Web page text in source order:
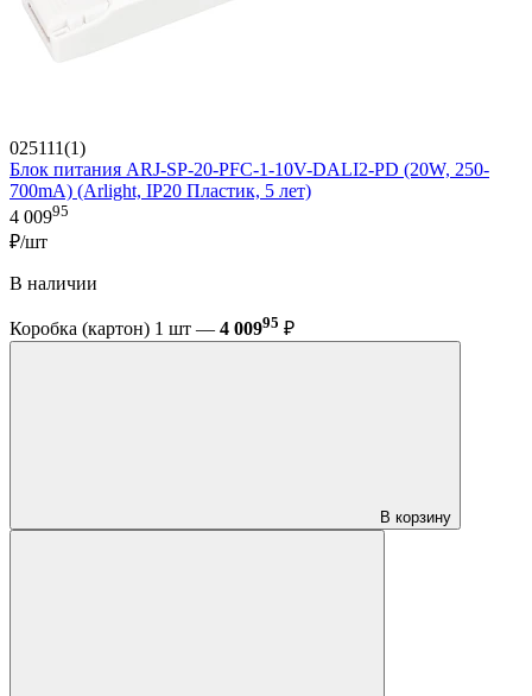
025111(1)
Блок питания ARJ-SP-20-PFC-1-10V-DALI2-PD (20W, 250-
700mA) (Arlight, IP20 Пластик, 5 лет)
4 00995
₽/шт
В наличии
Коробка (картон) 1 шт — 4 00995 ₽
В корзину